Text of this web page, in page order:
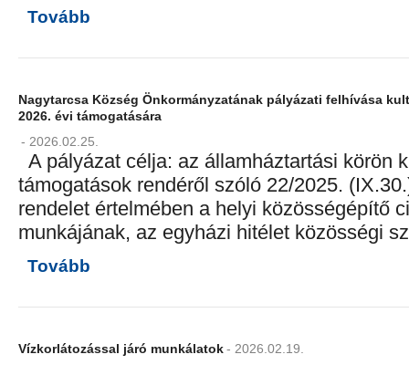
Tovább
Nagytarcsa Község Önkormányzatának pályázati felhívása
2026. évi támogatására
- 2026.02.25.
A pályázat célja: az államháztartási körön
támogatások rendéről szóló 22/2025.
rendelet értelmében a helyi közösségépítő
munkájának, az egyházi hitélet közösségi
Tovább
Vízkorlátozással járó munkálatok- 2026.02.19.